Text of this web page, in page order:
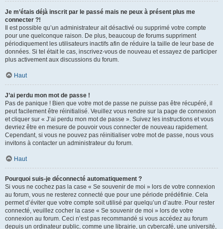
Je m’étais déjà inscrit par le passé mais ne peux à présent plus me
connecter ?!
Il est possible qu’un administrateur ait désactivé ou supprimé votre compte
pour une quelconque raison. De plus, beaucoup de forums suppriment
périodiquement les utilisateurs inactifs afin de réduire la taille de leur base de
données. Si tel était le cas, inscrivez-vous de nouveau et essayez de participer
plus activement aux discussions du forum.
Haut
J’ai perdu mon mot de passe !
Pas de panique ! Bien que votre mot de passe ne puisse pas être récupéré, il
peut facilement être réinitialisé. Veuillez vous rendre sur la page de connexion
et cliquer sur « J’ai perdu mon mot de passe ». Suivez les instructions et vous
devriez être en mesure de pouvoir vous connecter de nouveau rapidement.
Cependant, si vous ne pouvez pas réinitialiser votre mot de passe, nous vous
invitons à contacter un administrateur du forum.
Haut
Pourquoi suis-je déconnecté automatiquement ?
Si vous ne cochez pas la case « Se souvenir de moi » lors de votre connexion
au forum, vous ne resterez connecté que pour une période prédéfinie. Cela
permet d’éviter que votre compte soit utilisé par quelqu’un d’autre. Pour rester
connecté, veuillez cocher la case « Se souvenir de moi » lors de votre
connexion au forum. Ceci n’est pas recommandé si vous accédez au forum
depuis un ordinateur public, comme une librairie, un cybercafé, une université,